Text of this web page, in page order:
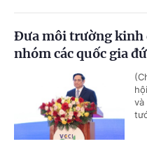
Đưa môi trường kinh
nhóm các quốc gia
và